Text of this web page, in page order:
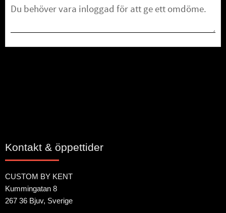
Kontakt & öppettider
CUSTOM BY KENT
Kummingatan 8
267 36 Bjuv, Sverige